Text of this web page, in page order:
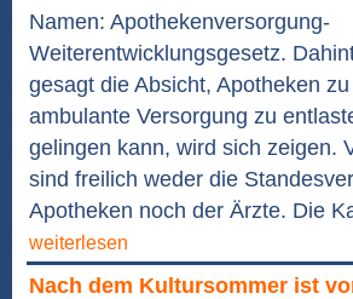
Namen: Apothekenversorgung-
Weiterentwicklungsgesetz.
gesagt die Absicht, Apotheken
ambulante Versorgung zu
gelingen kann, wird sich zeigen.
sind freilich weder die
Apotheken noch der Ärzte. Die
weiterlesen
Nach dem Kultursommer ist